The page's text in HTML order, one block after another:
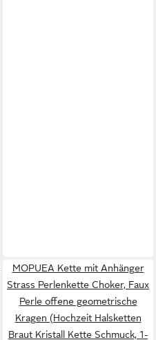
MOPUEA Kette mit Anhänger
Strass Perlenkette Choker, Faux
Perle offene geometrische
Kragen (Hochzeit Halsketten
Braut Kristall Kette Schmuck, 1-